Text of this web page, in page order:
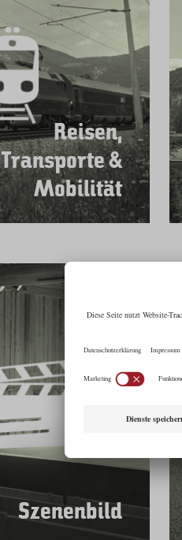
Reisen,
Transporte &
Mobilität
Szenenbild